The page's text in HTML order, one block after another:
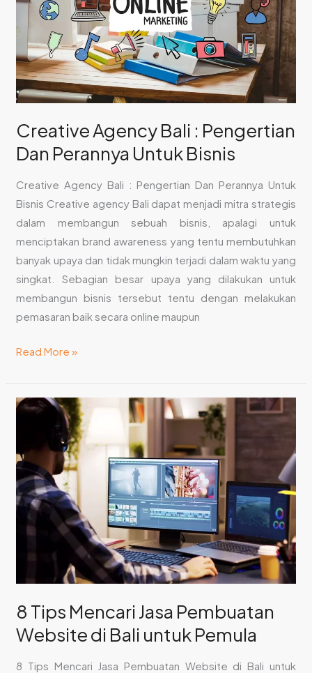
Creative Agency Bali : Pengertian
Dan Perannya Untuk Bisnis
Creative Agency Bali : Pengertian Dan Perannya Untuk
Bisnis Creative agency Bali dapat menjadi mitra strategis
dalam membangun sebuah bisnis, apalagi untuk
menciptakan brand awareness yang tentu membutuhkan
banyak upaya dan tidak mungkin terjadi dalam waktu yang
singkat. Sebagian besar upaya yang dilakukan untuk
membangun bisnis tersebut tentu dengan melakukan
pemasaran baik secara online maupun
Perannya
Untuk
Bisnis
Read More »
8 Tips Mencari Jasa Pembuatan
Website di Bali untuk Pemula
8 Tips Mencari Jasa Pembuatan Website di Bali untuk
8
Mencari
Jasa
Pembuatan
Website
Bali